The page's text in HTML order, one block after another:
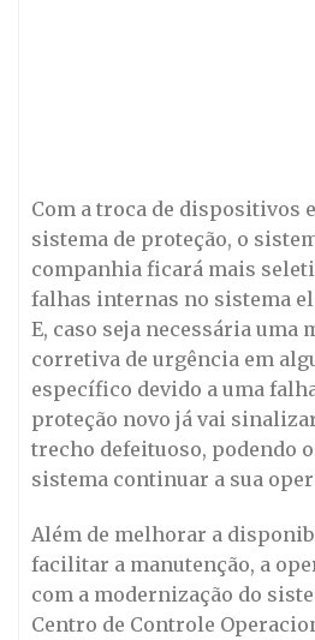
Com a troca de dispositivos
sistema de proteção, o
companhia ficará mais
falhas internas no sistema
E, caso seja necessária uma
corretiva de urgência em
específico devido a uma
proteção novo já vai
trecho defeituoso, podendo
sistema continuar a sua
Além de melhorar a
facilitar a manutenção, a
com a modernização do
Centro de Controle